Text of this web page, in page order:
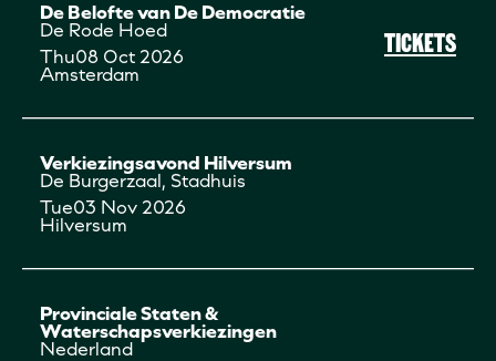
De Belofte van De Democratie
De Rode Hoed
Thu08 Oct 2026
Amsterdam
TICKETS
Verkiezingsavond Hilversum
De Burgerzaal, Stadhuis
Tue03 Nov 2026
Hilversum
Provinciale Staten &
Waterschapsverkiezingen
Nederland